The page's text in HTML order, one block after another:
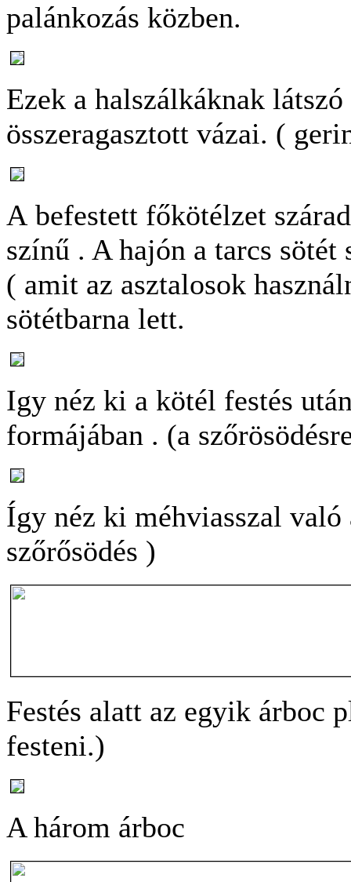
palánkozás közben.
Ezek a halszálkáknak
összeragasztott vázai. (
A befestett főkötélzet
színű . A hajón a tarcs
( amit az asztalosok
sötétbarna lett.
Igy néz ki a kötél festés
formájában . (a
Így néz ki méhviasszal
szőrősödés )
Festés alatt az egyik árboc
festeni.)
A három árboc